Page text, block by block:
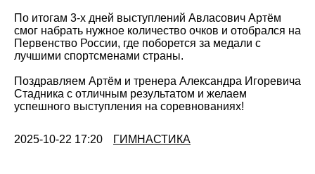
По итогам 3-х дней выступлений Авласович Артëм
смог набрать нужное количество очков и отобрался на
Первенство России, где поборется за медали с
лучшими спортсменами страны.
Поздравляем Артём и тренера Александра Игоревича
Стадника с отличным результатом и желаем
успешного выступления на соревнованиях!
2025-10-22 17:20 ГИМНАСТИКА